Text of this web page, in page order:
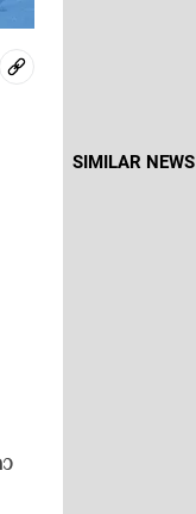
SIMILAR NEWS